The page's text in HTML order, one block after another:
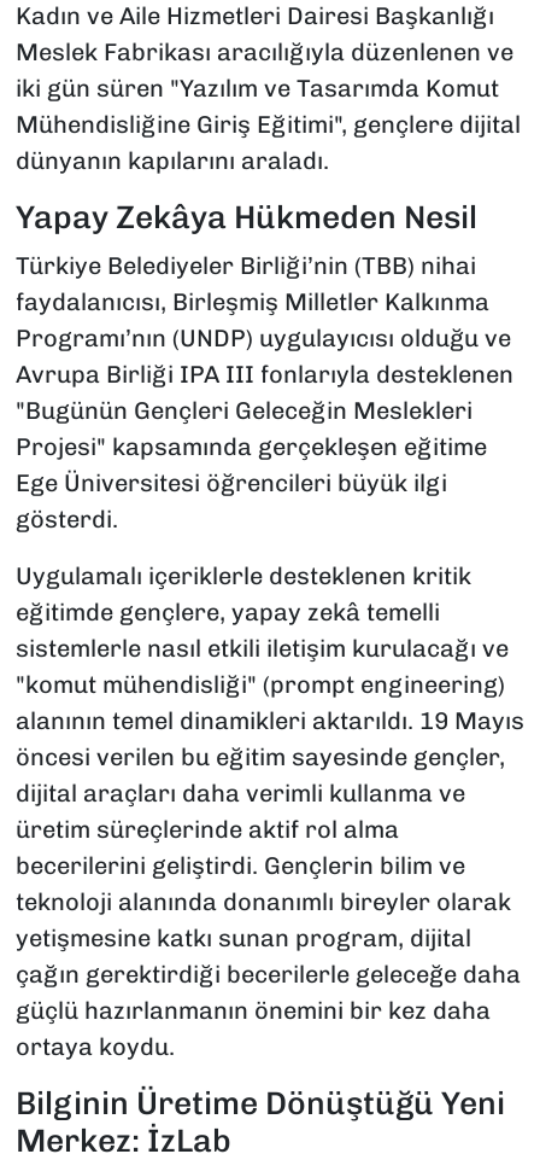
Kadın ve Aile Hizmetleri Dairesi Başkanlığı
Meslek Fabrikası aracılığıyla düzenlenen ve
iki gün süren "Yazılım ve Tasarımda Komut
Mühendisliğine Giriş Eğitimi", gençlere dijital
dünyanın kapılarını araladı.
Yapay Zekâya Hükmeden Nesil
Türkiye Belediyeler Birliği’nin (TBB) nihai
faydalanıcısı, Birleşmiş Milletler Kalkınma
Programı’nın (UNDP) uygulayıcısı olduğu ve
Avrupa Birliği IPA III fonlarıyla desteklenen
"Bugünün Gençleri Geleceğin Meslekleri
Projesi" kapsamında gerçekleşen eğitime
Ege Üniversitesi öğrencileri büyük ilgi
gösterdi.
Uygulamalı içeriklerle desteklenen kritik
eğitimde gençlere, yapay zekâ temelli
sistemlerle nasıl etkili iletişim kurulacağı ve
"komut mühendisliği" (prompt engineering)
alanının temel dinamikleri aktarıldı. 19 Mayıs
öncesi verilen bu eğitim sayesinde gençler,
dijital araçları daha verimli kullanma ve
üretim süreçlerinde aktif rol alma
becerilerini geliştirdi. Gençlerin bilim ve
teknoloji alanında donanımlı bireyler olarak
yetişmesine katkı sunan program, dijital
çağın gerektirdiği becerilerle geleceğe daha
güçlü hazırlanmanın önemini bir kez daha
ortaya koydu.
Bilginin Üretime Dönüştüğü Yeni
Merkez: İzLab